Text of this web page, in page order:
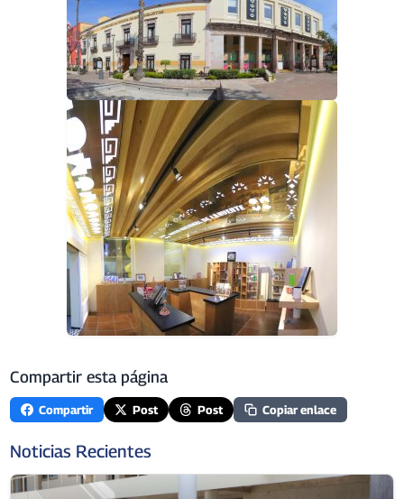
Compartir esta página
Compartir Post Post Copiar enlace
Noticias Recientes